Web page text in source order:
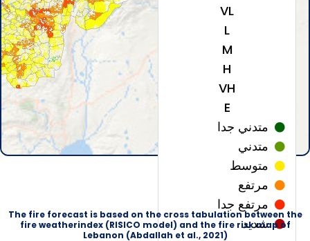
VL
L
M
H
VH
E
متدني جدا
متدني
متوسط
مرتفع
مرتفع جدا
شدید
The fire forecast is based on the cross tabulation between the
fire weatherindex (RISICO model) and the fire risk map of
Lebanon (Abdallah et al., 2021)